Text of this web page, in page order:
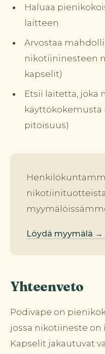
Haluaa
laitteen
Arvostaa
nikotiininesteen
kapselit)
Etsii laitetta, joka
käyttökokemusta
pitoisuus)
Löydä myymälä →
Yhteenveto
Podivape on
jossa nikotiineste on
Kapselit jakautuvat